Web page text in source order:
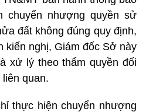
chuyển nhượng quyền sử
đất không đúng quy định,
kiến nghị, Giám đốc Sở này
xử lý theo thẩm quyền đối
quan.
thực hiện chuyển nhượng